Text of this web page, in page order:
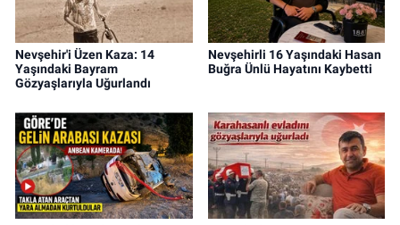
Nevşehir'i Üzen Kaza: 14
Yaşındaki Bayram
Gözyaşlarıyla Uğurlandı
Nevşehirli 16 Yaşındaki Hasan
Buğra Ünlü Hayatını Kaybetti